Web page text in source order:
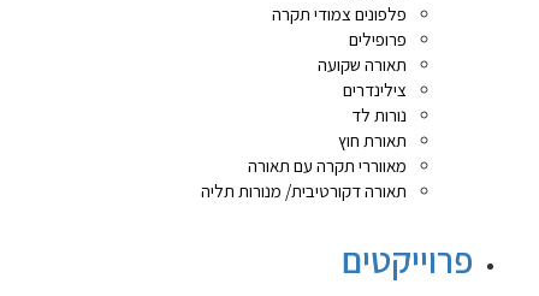
פלפונים צמודי תקרה
פרופילים
תאורה שקועה
צילינדרים
נורות לד
תאורת חוץ
מאווררי תקרה עם תאורה
תאורה דקורטיבית/ מנורות תליה
פרוייקטים